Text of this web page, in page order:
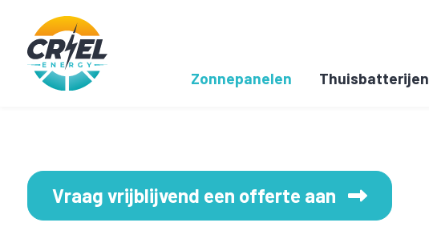
Zonnepanelen Thuisbatterijen
Vraag vrijblijvend een offerte aan